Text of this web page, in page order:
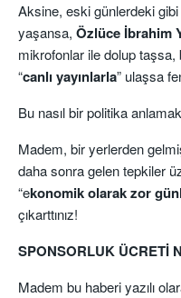
Aksine, eski günlerdeki
yaşansa, Özlüce İbrahim
mikrofonlar ile dolup
“canlı yayınlarla” ulaşsa
Bu nasıl bir politika
Madem, bir yerlerden
daha sonra gelen tepkiler
“ekonomik olarak zor
çıkarttınız!
SPONSORLUK ÜCRETİ
Madem bu haberi yazılı